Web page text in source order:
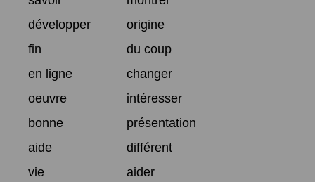
développer
origine
fin
du coup
en ligne
changer
oeuvre
intéresser
bonne
présentation
aide
différent
vie
aider